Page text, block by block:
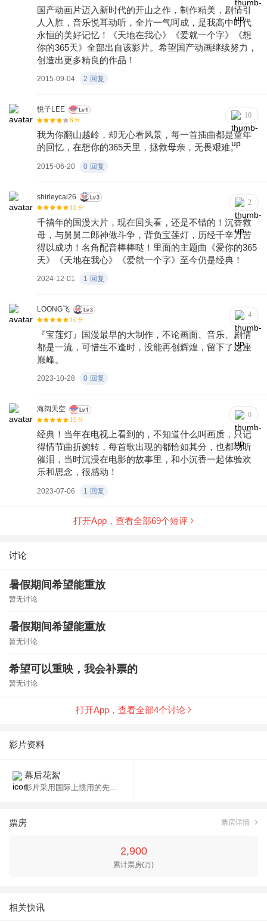
国产动画片迈入新时代的开山之作，制作精美，剧情引
人入胜，音乐悦耳动听，全片一气呵成，是我高中时代
永恒的美好记忆！《天地在我心》《爱就一个字》《想
你的365天》全部出自该影片。希望国产动画继续努力，
创造出更多精良的作品！
2015-09-04 2 回复
悦子LEE
8 分
10
我为你翻山越岭，却无心看风景，每一首插曲都是童年
的回忆，在想你的365天里，拯救母亲，无畏艰难。
2015-06-20 0 回复
shirleycai26
10 分
2
千禧年的国漫大片，现在回头看，还是不错的！沉香救
母，与舅舅二郎神做斗争，背负宝莲灯，历经千辛万苦
得以成功！名角配音棒棒哒！里面的主题曲《爱你的365
天》《天地在我心》《爱就一个字》至今仍是经典！
2024-12-01 1 回复
LOONG飞
10 分
4
『宝莲灯』国漫最早的大制作，不论画面、音乐、剧情
都是一流，可惜生不逢时，没能再创辉煌，留下了这座
巅峰。
2023-10-28 0 回复
海阔天空
10 分
0
经典！当年在电视上看到的，不知道什么叫画质，只记
得情节曲折婉转，每首歌出现的都恰如其分，也都动听
催泪，当时沉浸在电影的故事里，和小沉香一起体验欢
乐和思念，很感动！
2023-07-06 1 回复
打开App，查看全部69个短评
讨论
暑假期间希望能重放
暂无讨论
暑假期间希望能重放
暂无讨论
希望可以重映，我会补票的
暂无讨论
打开App，查看全部4个讨论
影片资料
幕后花絮
影片采用国际上惯用的先期音乐和对白制作手段、六声道全数码立体声录音技术和电脑三维特技在中国动画史上均属首次。也属动画故事片首次聘请故事片导演、录音师、影星配音。
票房 票房详情
2,900
累计票房(万)
相关快讯